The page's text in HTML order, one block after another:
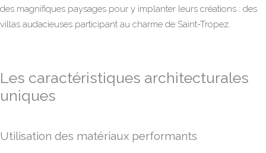
des magnifiques paysages pour y implanter leurs créations : des
villas audacieuses participant au charme de Saint-Tropez.
Les caractéristiques architecturales
uniques
Utilisation des matériaux performants